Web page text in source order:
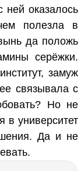
ней оказалось
полезла в
да положь
серёжки.
замуж
связывала с
Но не
в университет
Да и не